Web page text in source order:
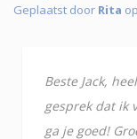
Geplaatst door Rita
Beste Jack,
gesprek dat ik
ga je goed!